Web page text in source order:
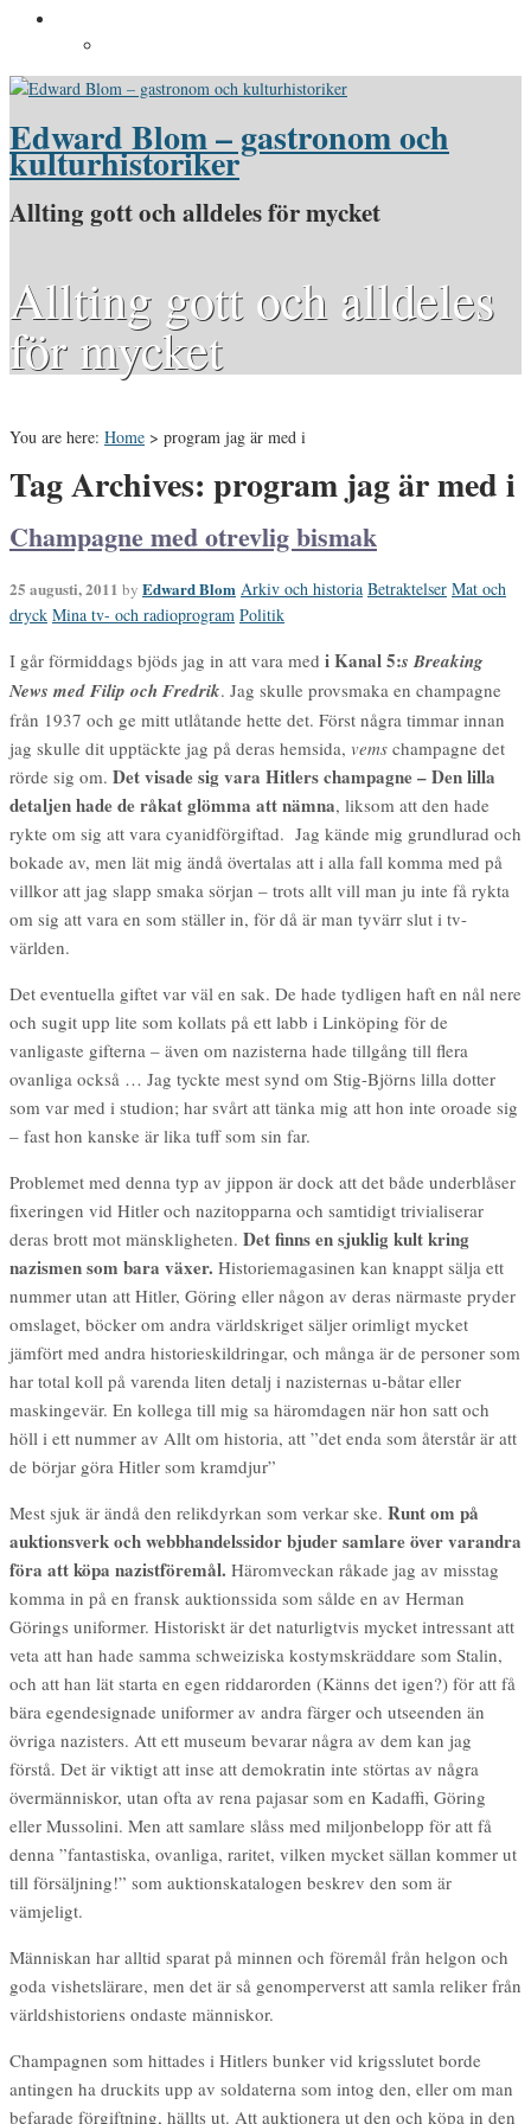
Edward Blom – gastronom och
kulturhistoriker
Allting gott och alldeles för mycket
Allting gott och alldeles
för mycket
You are here: Home > program jag är med i
Tag Archives: program jag är med i
Champagne med otrevlig bismak
25 augusti, 2011 by Edward Blom Arkiv och historia Betraktelser Mat och
dryck Mina tv- och radioprogram Politik
I går förmiddags bjöds jag in att vara med i Kanal 5:s Breaking
News med Filip och Fredrik. Jag skulle provsmaka en champagne
från 1937 och ge mitt utlåtande hette det. Först några timmar innan
jag skulle dit upptäckte jag på deras hemsida, vems champagne det
rörde sig om. Det visade sig vara Hitlers champagne – Den lilla
detaljen hade de råkat glömma att nämna, liksom att den hade
rykte om sig att vara cyanidförgiftad. Jag kände mig grundlurad och
bokade av, men lät mig ändå övertalas att i alla fall komma med på
villkor att jag slapp smaka sörjan – trots allt vill man ju inte få rykta
om sig att vara en som ställer in, för då är man tyvärr slut i tv-
världen.
Det eventuella giftet var väl en sak. De hade tydligen haft en nål nere
och sugit upp lite som kollats på ett labb i Linköping för de
vanligaste gifterna – även om nazisterna hade tillgång till flera
ovanliga också … Jag tyckte mest synd om Stig-Björns lilla dotter
som var med i studion; har svårt att tänka mig att hon inte oroade sig
– fast hon kanske är lika tuff som sin far.
Problemet med denna typ av jippon är dock att det både underblåser
fixeringen vid Hitler och nazitopparna och samtidigt trivialiserar
deras brott mot mänskligheten. Det finns en sjuklig kult kring
nazismen som bara växer. Historiemagasinen kan knappt sälja ett
nummer utan att Hitler, Göring eller någon av deras närmaste pryder
omslaget, böcker om andra världskriget säljer orimligt mycket
jämfört med andra historieskildringar, och många är de personer som
har total koll på varenda liten detalj i nazisternas u-båtar eller
maskingevär. En kollega till mig sa häromdagen när hon satt och
höll i ett nummer av Allt om historia, att ”det enda som återstår är att
de börjar göra Hitler som kramdjur”
Mest sjuk är ändå den relikdyrkan som verkar ske. Runt om på
auktionsverk och webbhandelssidor bjuder samlare över varandra
föra att köpa nazistföremål. Häromveckan råkade jag av misstag
komma in på en fransk auktionssida som sålde en av Herman
Görings uniformer. Historiskt är det naturligtvis mycket intressant att
veta att han hade samma schweiziska kostymskräddare som Stalin,
och att han lät starta en egen riddarorden (Känns det igen?) för att få
bära egendesignade uniformer av andra färger och utseenden än
övriga nazisters. Att ett museum bevarar några av dem kan jag
förstå. Det är viktigt att inse att demokratin inte störtas av några
övermänniskor, utan ofta av rena pajasar som en Kadaffi, Göring
eller Mussolini. Men att samlare slåss med miljonbelopp för att få
denna ”fantastiska, ovanliga, raritet, vilken mycket sällan kommer ut
till försäljning!” som auktionskatalogen beskrev den som är
vämjeligt.
Människan har alltid sparat på minnen och föremål från helgon och
goda vishetslärare, men det är så genomperverst att samla reliker från
världshistoriens ondaste människor.
Champagnen som hittades i Hitlers bunker vid krigsslutet borde
antingen ha druckits upp av soldaterna som intog den, eller om man
befarade förgiftning, hällts ut. Att auktionera ut den och köpa in den